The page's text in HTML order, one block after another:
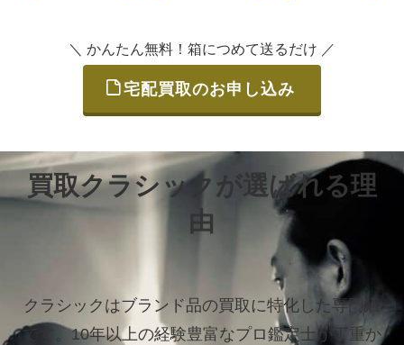
＼ かんたん無料！箱につめて送るだけ ／
宅配買取のお申し込み
買取クラシックが選ばれる理
由
クラシックはブランド品の買取に特化した専門店
です。10年以上の経験豊富なプロ鑑定士が丁重か